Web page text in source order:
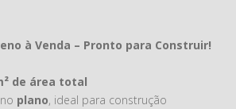
à Venda – Pronto para Construir!
de área total
plano, ideal para construção